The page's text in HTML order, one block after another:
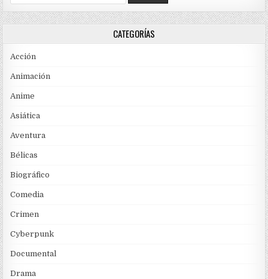
CATEGORÍAS
Acción
Animación
Anime
Asiática
Aventura
Bélicas
Biográfico
Comedia
Crimen
Cyberpunk
Documental
Drama